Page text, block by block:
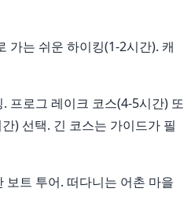
가는 쉬운 하이킹(1-2시간). 캐
프로그 레이크 코스(4-5시간) 또
) 선택. 긴 코스는 가이드가 필
보트 투어. 떠다니는 어촌 마을